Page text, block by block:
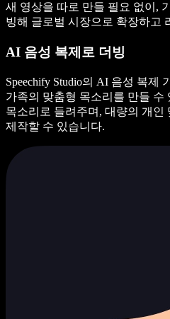
새 영상을 따로 만들 필요 없이,
빙해 글로벌 시장으로 확장하고
AI 음성 복제로 더빙
Speechify Studio의 AI 음성 복제
가족의 맞춤형 목소리를 만들 수
목소리로 들려주며, 대량의 개인
제작할 수 있습니다.